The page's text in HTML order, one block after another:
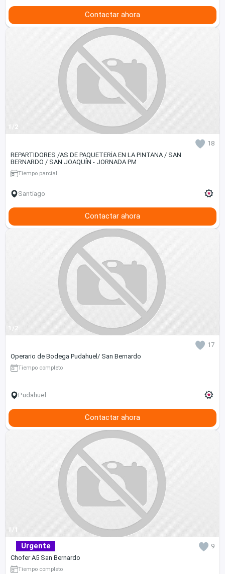
Contactar ahora
1/2
18
REPARTIDORES /AS DE PAQUETERÍA EN LA PINTANA / SAN
BERNARDO / SAN JOAQUÍN - JORNADA PM
Tiempo parcial
Santiago
Contactar ahora
1/2
17
Operario de Bodega Pudahuel/ San Bernardo
Tiempo completo
Pudahuel
Contactar ahora
1/1
Urgente
9
Chofer A5 San Bernardo
Tiempo completo